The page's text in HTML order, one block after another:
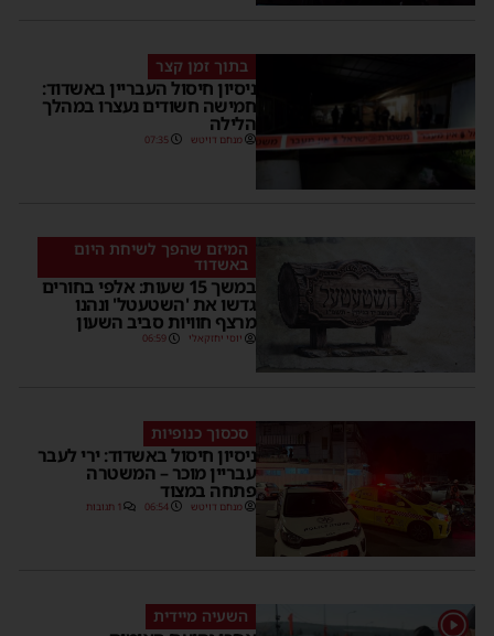
בתוך זמן קצר
ניסיון חיסול העבריין באשדוד:
חמישה חשודים נעצרו במהלך
הלילה
מנחם דויטש 07:35
המיזם שהפך לשיחת היום
באשדוד
במשך 15 שעות: אלפי בחורים
גדשו את 'השטעטל' ונהנו
מרצף חוויות סביב השעון
יוסי יחזקאלי 06:59
סכסוך כנופיות
ניסיון חיסול באשדוד: ירי לעבר
עבריין מוכר – המשטרה
פתחה במצוד
מנחם דויטש 06:54 1 תגובות
1 השעיה מיידית